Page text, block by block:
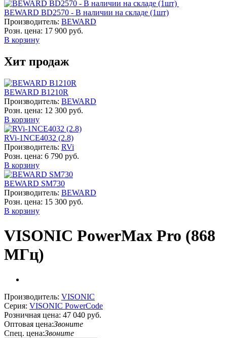
BEWARD BD2570 - В наличии на складе (1шт)
Производитель: BEWARD
Розн. цена: 17 900 руб.
В корзину
Хит продаж
BEWARD B1210R
Производитель: BEWARD
Розн. цена: 12 300 руб.
В корзину
RVi-1NCE4032 (2.8)
Производитель: RVi
Розн. цена: 6 790 руб.
В корзину
BEWARD SM730
Производитель: BEWARD
Розн. цена: 15 300 руб.
В корзину
VISONIC PowerMax Pro (868
МГц)
Производитель: VISONIC
Серия: VISONIC PowerCode
Розничная цена: 47 040 руб.
Оптовая цена:Звоните
Спец. цена:Звоните